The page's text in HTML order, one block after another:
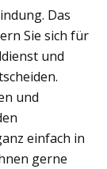
Das
Sie sich für
und
und
einfach in
gerne